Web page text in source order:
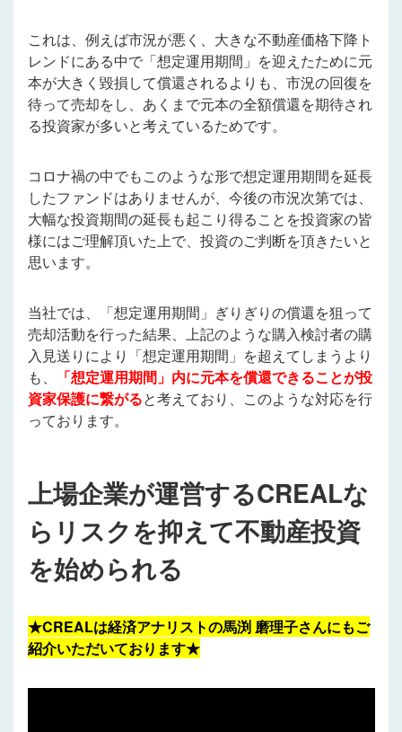
これは、例えば市況が悪く、大きな不動産価格下降ト
レンドにある中で「想定運用期間」を迎えたために元
本が大きく毀損して償還されるよりも、市況の回復を
待って売却をし、あくまで元本の全額償還を期待され
る投資家が多いと考えているためです。
コロナ禍の中でもこのような形で想定運用期間を延長
したファンドはありませんが、今後の市況次第では、
大幅な投資期間の延長も起こり得ることを投資家の皆
様にはご理解頂いた上で、投資のご判断を頂きたいと
思います。
当社では、「想定運用期間」ぎりぎりの償還を狙って
売却活動を行った結果、上記のような購入検討者の購
入見送りにより「想定運用期間」を超えてしまうより
も、
「想定運用期間」内に元本を償還できることが投
資家保護に繋がると考えており、このような対応を行
っております。
上場企業が運営するCREALな
らリスクを抑えて不動産投資
を始められる
★CREALは経済アナリストの馬渕 磨理子さんにもご
紹介いただいております★